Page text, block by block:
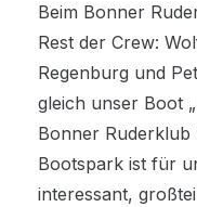
Beim Bonner
Rest der Crew:
Regenburg und
gleich unser Boot
Bonner
Bootspark ist für
interessant,